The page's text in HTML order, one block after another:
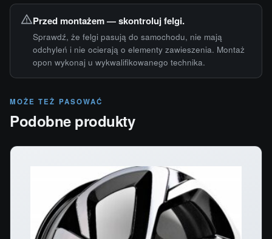
Przed montażem — skontroluj felgi.
Sprawdź, że felgi pasują do samochodu, nie mają
odchyleń i nie ocierają o elementy zawieszenia. Montaż
opon wykonaj u wykwalifikowanego technika.
MOŻE TEŻ PASOWAĆ
Podobne produkty